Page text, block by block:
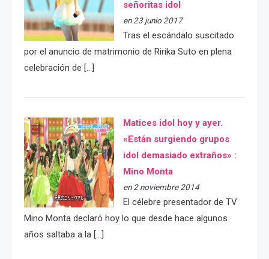
señoritas idol
en 23 junio 2017
Tras el escándalo suscitado
por el anuncio de matrimonio de Ririka Suto en plena
celebración de […]
Matices idol hoy y ayer.
«Están surgiendo grupos
idol demasiado extraños» :
Mino Monta
en 2 noviembre 2014
El célebre presentador de TV
Mino Monta declaró hoy lo que desde hace algunos
años saltaba a la […]